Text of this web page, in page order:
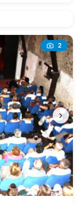
2
›